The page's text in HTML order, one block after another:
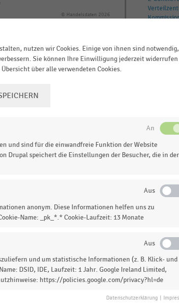
© Handelsdaten 2026
Retourenmanagement im E-
und Versand
Für
in der Standort-Frage.
oder
Logistik
nutzen wir Cookies. Einige von ihnen sind notwendig,
Sie können Ihre Einwilligung jederzeit widerrufen
über alle verwendeten Cookies.
und sind für die einwandfreie Funktion der Website
Drupal speichert die Einstellungen der Besucher, die in der
anonym. Diese Informationen helfen uns zu
Name: _pk_*.* Cookie-Laufzeit: 13 Monate
und um statistische Informationen (z. B. Klick- und
DSID, IDE, Laufzeit: 1 Jahr. Google Ireland Limited,
https://policies.google.com/privacy?hl=de
Datenschutzerklärung